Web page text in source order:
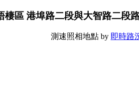
棲區 港埠路二段與大智路二段
測速照相地點 by 即時路